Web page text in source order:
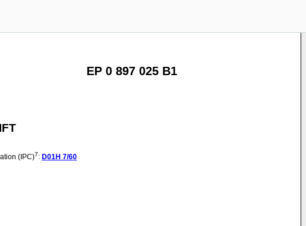
EP 0 897 025 B1
(IPC)7: D01H 7/60